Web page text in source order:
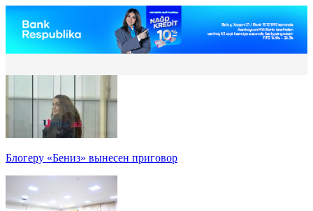
Блогеру «Бениз» вынесен приговор